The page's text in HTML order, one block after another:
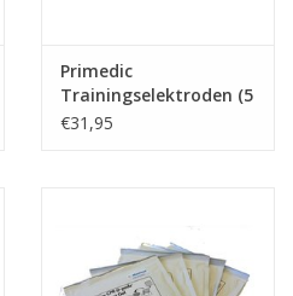
Primedic
Trainingselektroden (5
paar)
€31,95